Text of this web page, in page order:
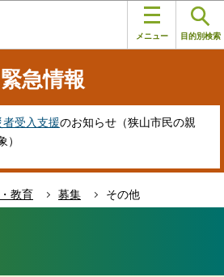
メニュー 目的別検索
緊急情報
受入支援のお知らせ（狭山市民の親
）
教育 募集
その他